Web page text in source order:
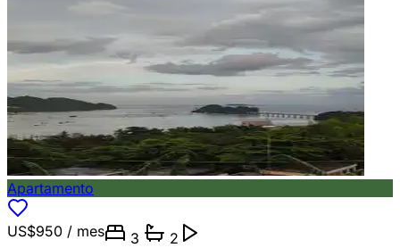
Apartamento
US$950 / mes 3
2